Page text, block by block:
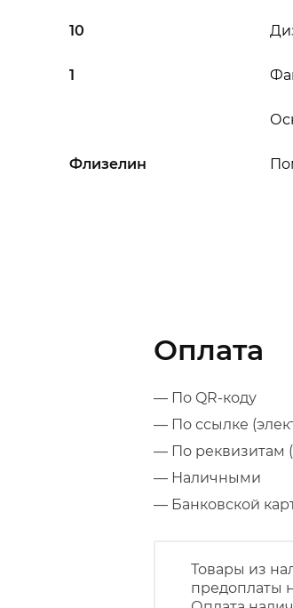
10
1
Флизелин
Оплата
— По QR-коду
— По ссылке
— По реквизитам
— Наличными
— Банковской
Товары из
предоплаты